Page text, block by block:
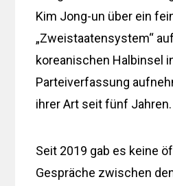
Kim Jong-un über ein
„Zweistaatensystem“
koreanischen Halbinsel
Parteiverfassung
ihrer Art seit fünf Jahren.
Seit 2019 gab es keine
Gespräche zwischen